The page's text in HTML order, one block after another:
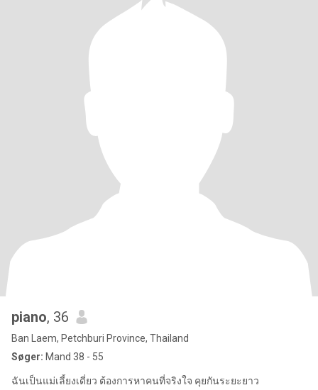
piano, 36
Ban Laem, Petchburi Province, Thailand
Søger: Mand 38 - 55
ฉันเป็นแม่เลี้ยงเดี่ยว ต้องการหาคนที่จริงใจ คุยกันระยะยาว